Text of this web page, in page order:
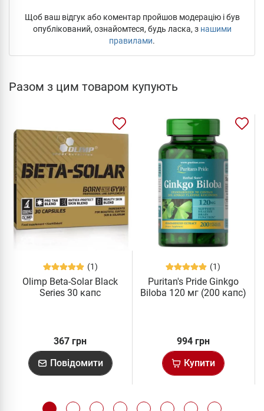
Щоб ваш відгук або коментар пройшов модерацію і був
опублікований, ознайомтеся, будь ласка, з нашими
правилами.
Разом з цим товаром купують
(1)
Olimp Beta-Solar Black
Series 30 капс
367 грн
Повідомити
(1)
Puritan's Pride Ginkgo
Biloba 120 мг (200 капс)
994 грн
Купити